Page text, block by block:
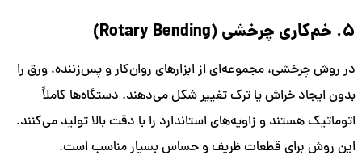
5. خم‌کاری چرخشی (Rotary Bending)
در روش چرخشی، مجموعه‌ای از ابزارهای روان‌کار و پس‌زننده، ورق را
بدون ایجاد خراش یا ترک تغییر شکل می‌دهند. دستگاه‌ها کاملاً
اتوماتیک هستند و زاویه‌های استاندارد را با دقت بالا تولید می‌کنند.
این روش برای قطعات ظریف و حساس بسیار مناسب است.